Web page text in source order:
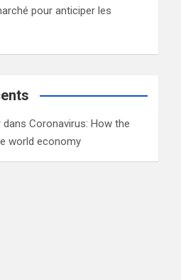
pour anticiper les
dansCoronavirus: How the
world economy